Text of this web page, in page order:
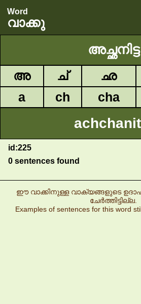
Word
വാക്കു
അച്ഛനിട്ട
അ ച് ഛ
a
ch cha
id:225
0 sentences found
ഈ വാക്കിനുള്ള വാക്യങ്ങളുടെ
ചേർത്തിട്ടില്ല.
Examples of sentences for this word